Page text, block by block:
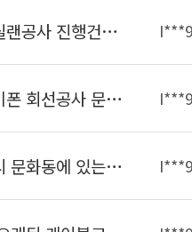
안녕하세요 사무실랜공사 진행건으로 문의드립니다. 23개의 책상이 들어가는 사무실입니다 자리가 23개면 견적이 얼마나 나올까요??? 사무실은 현재 공실상태입니다. 견적요청드립니다. 감사합니다
대전지역 사무실키폰 회선공사 문의드립니다. 키폰주장치 및 키폰 일반전화는 보유중이면 개설할 라인은 키폰2라인 일반50라인입니다 연락주세요
안녕하세요 대전시 문화동에 있는 사무실입니다. 크기는 약 20여평되고 PC가 6대 인터넷전화기 6대가 있습니다. 이사한 후에 현재 이전의 선을 연결해서 사용하고 있는데 선작업이 필요하여 문의드립니다.